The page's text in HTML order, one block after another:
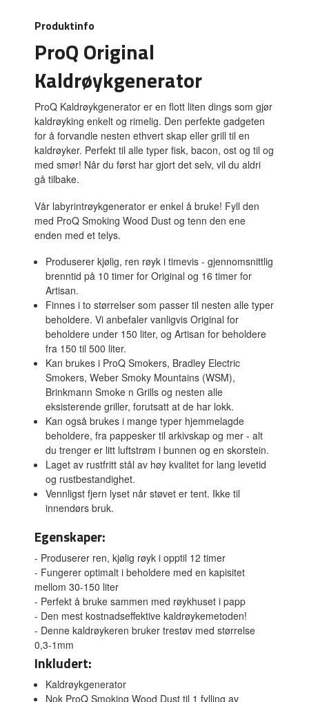
Produktinfo
ProQ Original
Kaldrøykgenerator
ProQ Kaldrøykgenerator er en flott liten dings som gjør
kaldrøyking enkelt og rimelig. Den perfekte gadgeten
for å forvandle nesten ethvert skap eller grill til en
kaldrøyker. Perfekt til alle typer fisk, bacon, ost og til og
med smør! Når du først har gjort det selv, vil du aldri
gå tilbake.
Vår labyrintrøykgenerator er enkel å bruke! Fyll den
med ProQ Smoking Wood Dust og tenn den ene
enden med et telys.
Produserer kjølig, ren røyk i timevis - gjennomsnittlig
brenntid på 10 timer for Original og 16 timer for
Artisan.
Finnes i to størrelser som passer til nesten alle typer
beholdere. Vi anbefaler vanligvis Original for
beholdere under 150 liter, og Artisan for beholdere
fra 150 til 500 liter.
Kan brukes i ProQ Smokers, Bradley Electric
Smokers, Weber Smoky Mountains (WSM),
Brinkmann Smoke n Grills og nesten alle
eksisterende griller, forutsatt at de har lokk.
Kan også brukes i mange typer hjemmelagde
beholdere, fra pappesker til arkivskap og mer - alt
du trenger er litt luftstrøm i bunnen og en skorstein.
Laget av rustfritt stål av høy kvalitet for lang levetid
og rustbestandighet.
Vennligst fjern lyset når støvet er tent. Ikke til
innendørs bruk.
Egenskaper:
- Produserer ren, kjølig røyk i opptil 12 timer
- Fungerer optimalt i beholdere med en kapisitet
mellom 30-150 liter
- Perfekt å bruke sammen med røykhuset i papp
- Den mest kostnadseffektive kaldrøykemetoden!
- Denne kaldrøykeren bruker trestøv med størrelse
0,3-1mm
Inkludert:
Kaldrøykgenerator
Nok ProQ Smoking Wood Dust til 1 fylling av